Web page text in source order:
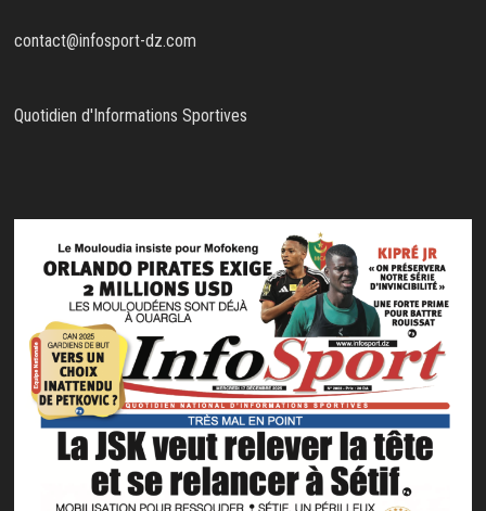
contact@infosport-dz.com
Quotidien d'Informations Sportives